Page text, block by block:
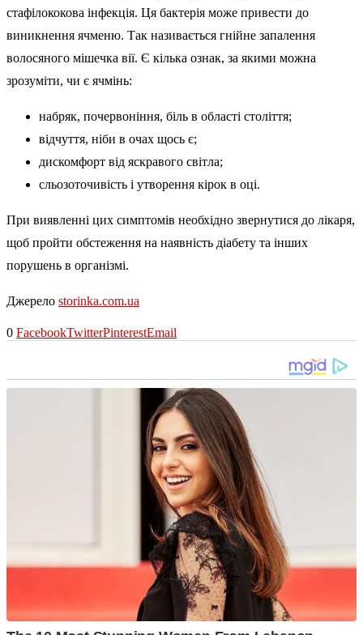
стафілококова інфекція. Ця бактерія може привести до
виникнення ячменю. Так називається гнійне запалення
волосяного мішечка вії. Є кілька ознак, за якими можна
зрозуміти, чи є ячмінь:
набряк, почервоніння, біль в області століття;
відчуття, ніби в очах щось є;
дискомфорт від яскравого світла;
сльозоточивість і утворення кірок в оці.
При виявленні цих симптомів необхідно звернутися до лікаря,
щоб пройти обстеження на наявність діабету та інших
порушень в організмі.
Джерело storinka.com.ua
0 FacebookTwitterPinterestEmail